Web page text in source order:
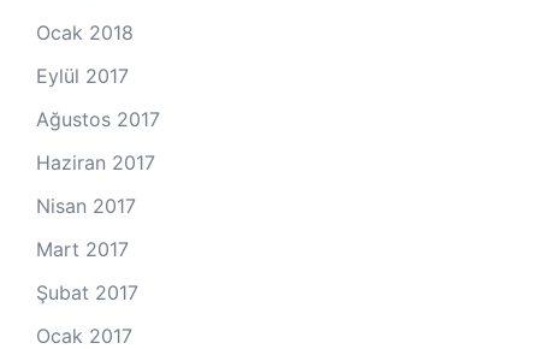
Ocak 2018
Eylül 2017
Ağustos 2017
Haziran 2017
Nisan 2017
Mart 2017
Şubat 2017
Ocak 2017